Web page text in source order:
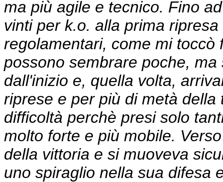
ma più agile e tecnico. Fino
vinti per k.o. alla prima
regolamentari, come mi
possono sembrare poche,
dall'inizio e, quella volta,
riprese e per più di metà
difficoltà perchè presi solo
molto forte e più mobile.
della vittoria e si muoveva
uno spiraglio nella sua difesa